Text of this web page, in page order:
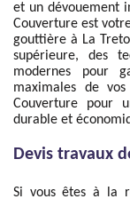
et un dévouement
Couverture est
gouttière à La
supérieure, des
modernes pour
maximales de vos
Couverture pour
durable et
Devis travaux
Si vous êtes à la